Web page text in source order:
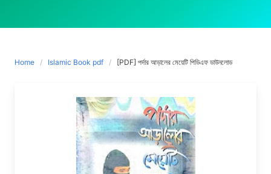
Home Islamic Book pdf [PDF] পর্দার আড়ালের মেয়েটি পিডিএফ ডাউনলোড